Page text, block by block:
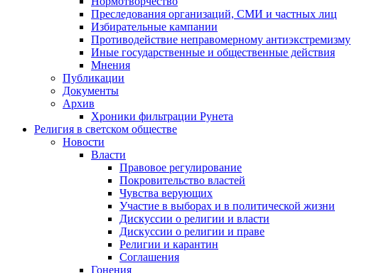
Преследования организаций, СМИ и частных лиц
Избирательные кампании
Противодействие неправомерному антиэкстремизму
Иные государственные и общественные действия
Мнения
Публикации
Документы
Архив
Хроники фильтрации Рунета
Религия в светском обществе
Новости
Власти
Правовое регулирование
Покровительство властей
Чувства верующих
Участие в выборах и в политической жизни
Дискуссии о религии и власти
Дискуссии о религии и праве
Религии и карантин
Соглашения
Гонения